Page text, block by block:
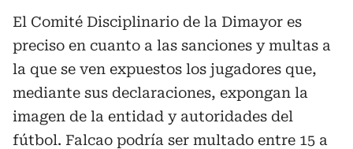
El Comité Disciplinario de la Dimayor es
preciso en cuanto a las sanciones y multas a
la que se ven expuestos los jugadores que,
mediante sus declaraciones, expongan la
imagen de la entidad y autoridades del
fútbol. Falcao podría ser multado entre 15 a